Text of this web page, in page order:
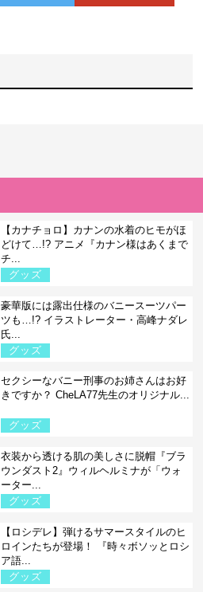
【カナチョロ】カナンの水着のヒモがほ
どけて…!? アニメ『カナン様はあくまで
チ...
グッズ
豪華版には露出仕様のバニースーツパー
ツも…!? イラストレーター・高峰ナダレ
氏...
グッズ
セクシーなバニー刑事のお姉さんはお好
きですか？ CheLA77先生のオリジナル...
グッズ
衣装から透ける肌の美しさに脱帽『ブラ
ウンダスト2』ウィルヘルミナが「ウォ
ーター...
グッズ
【ロシデレ】弾けるサマースタイルのヒ
ロインたちが登場！ 『時々ボソッとロシ
ア語...
グッズ